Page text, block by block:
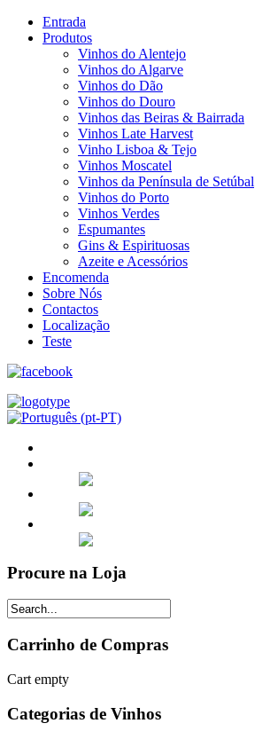
Entrada
Produtos
Vinhos do Alentejo
Vinhos do Algarve
Vinhos do Dão
Vinhos do Douro
Vinhos das Beiras & Bairrada
Vinhos Late Harvest
Vinho Lisboa & Tejo
Vinhos Moscatel
Vinhos da Península de Setúbal
Vinhos do Porto
Vinhos Verdes
Espumantes
Gins & Espirituosas
Azeite e Acessórios
Encomenda
Sobre Nós
Contactos
Localização
Teste
Procure na Loja
Carrinho de Compras
Cart empty
Categorias de Vinhos